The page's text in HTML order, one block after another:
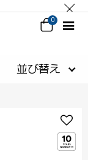
0
並び替え